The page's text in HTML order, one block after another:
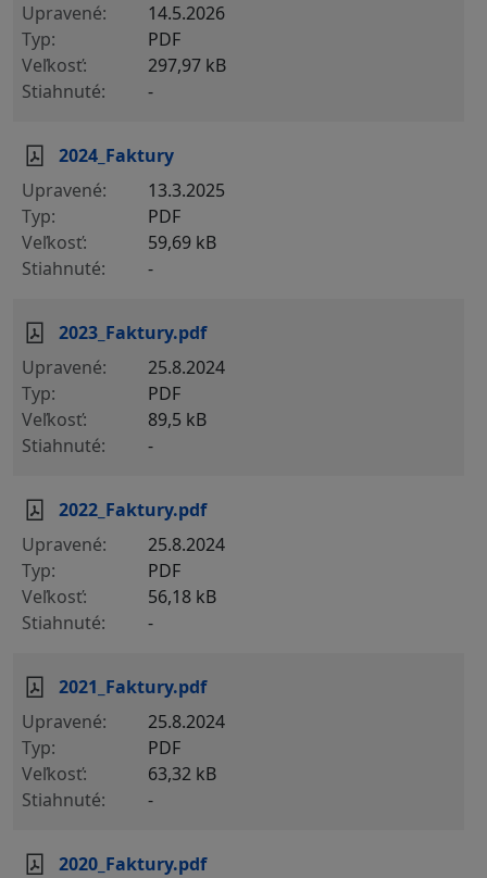
14.5.2026
PDF
297,97 kB
-
2024_Faktury
13.3.2025
PDF
59,69 kB
-
2023_Faktury.pdf
25.8.2024
PDF
89,5 kB
-
2022_Faktury.pdf
25.8.2024
PDF
56,18 kB
-
2021_Faktury.pdf
25.8.2024
PDF
63,32 kB
-
2020_Faktury.pdf